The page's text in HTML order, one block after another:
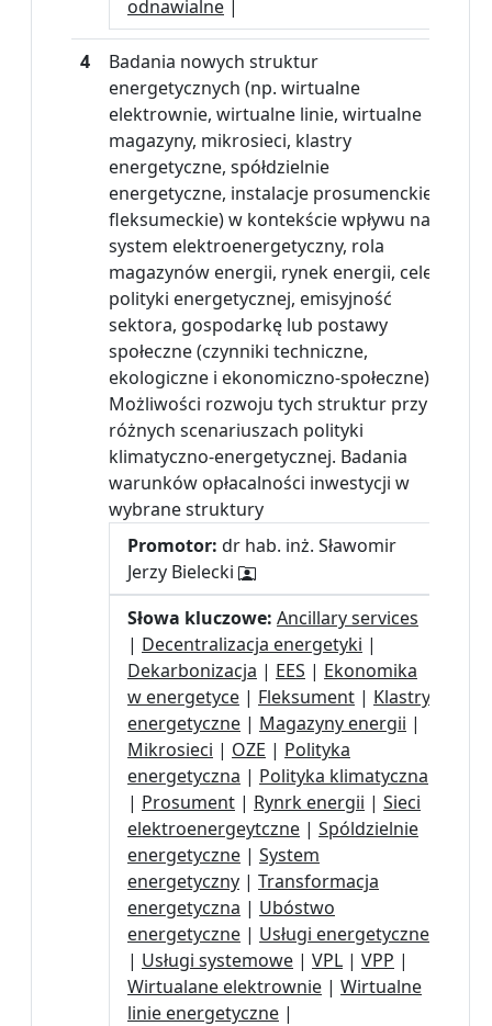
odnawialne |
4
Badania nowych struktur
energetycznych (np. wirtualne
elektrownie, wirtualne linie, wirtualne
magazyny, mikrosieci, klastry
energetyczne, spółdzielnie
energetyczne, instalacje prosumenckie i
fleksumeckie) w kontekście wpływu na
system elektroenergetyczny, rola
magazynów energii, rynek energii, cele
polityki energetycznej, emisyjność
sektora, gospodarkę lub postawy
społeczne (czynniki techniczne,
ekologiczne i ekonomiczno-społeczne).
Możliwości rozwoju tych struktur przy
różnych scenariuszach polityki
klimatyczno-energetycznej. Badania
warunków opłacalności inwestycji w
wybrane struktury
Promotor: dr hab. inż. Sławomir
Jerzy Bielecki
Słowa kluczowe: Ancillary services
| Decentralizacja energetyki |
Dekarbonizacja | EES | Ekonomika
w energetyce | Fleksument | Klastry
energetyczne | Magazyny energii |
Mikrosieci | OZE | Polityka
energetyczna | Polityka klimatyczna
| Prosument | Rynrk energii | Sieci
elektroenergeytczne | Spóldzielnie
energetyczne | System
energetyczny | Transformacja
energetyczna | Ubóstwo
energetyczne | Usługi energetyczne
| Usługi systemowe | VPL | VPP |
Wirtualane elektrownie | Wirtualne
linie energetyczne |